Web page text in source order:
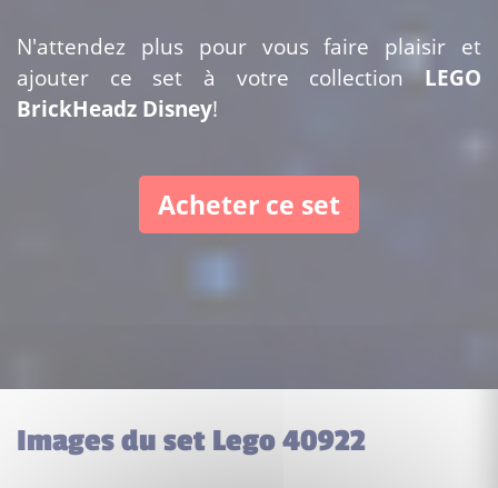
N'attendez plus pour vous faire plaisir et
ajouter ce set à votre collectionLEGO
BrickHeadz Disney!
Acheter ce set
Images du set Lego 40922